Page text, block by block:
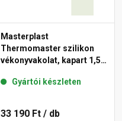
Masterplast
Thermomaster szilikon
vékonyvakolat, kapart 1,5
Gyártói készleten
33 190 Ft / db